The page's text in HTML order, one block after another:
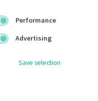
Performance
Advertising
Save selection